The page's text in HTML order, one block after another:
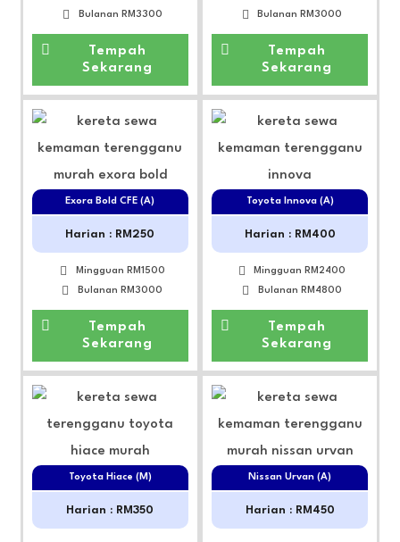
Bulanan RM3300
Tempah
Sekarang
Bulanan RM3000
Tempah
Sekarang
Exora Bold CFE (A)
Harian : RM250
Mingguan RM1500
Bulanan RM3000
Tempah
Sekarang
Toyota Innova (A)
Harian : RM400
Mingguan RM2400
Bulanan RM4800
Tempah
Sekarang
Toyota Hiace (M)
Harian : RM350
Nissan Urvan (A)
Harian : RM450